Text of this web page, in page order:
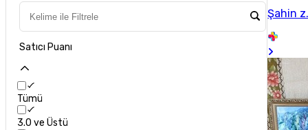
Satıcı Puanı
Tümü
3.0 ve Üstü
Şahin